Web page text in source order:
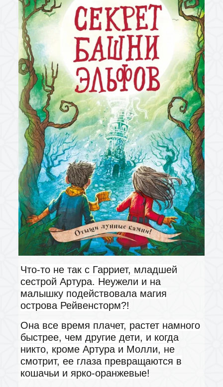
Что-то не так с Гарриет, младшей
сестрой Артура. Неужели и на
малышку подействовала магия
острова Рейвенсторм?!
Она все время плачет, растет намного
быстрее, чем другие дети, и когда
никто, кроме Артура и Молли, не
смотрит, ее глаза превращаются в
кошачьи и ярко-оранжевые!